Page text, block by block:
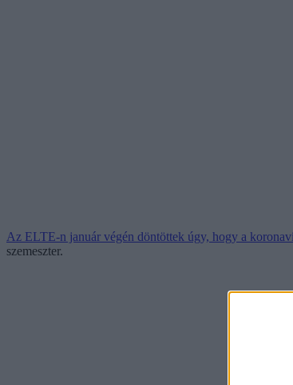
Az ELTE-n január végén döntöttek úgy, hogy a
szemeszter.